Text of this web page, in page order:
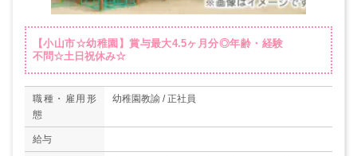
【小山市☆幼稚園】賞与最大4.5ヶ月分◎年齢・経験
不問☆土日祝休み☆
職種・雇用形
態
幼稚園教諭 / 正社員
給与